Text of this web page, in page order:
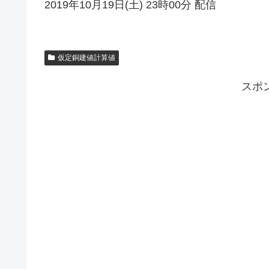
2019年10月19日(土) 23時00分 配信
仮定銅建値計算値
スポ